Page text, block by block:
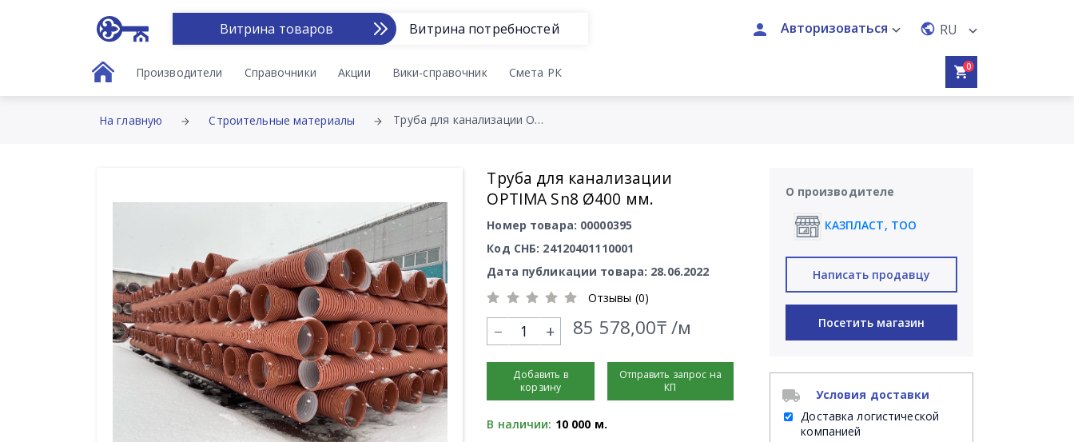
Витрина товаров Витрина потребностей Авторизоваться RU
Производители Справочники Акции Вики-справочник Смета РК 0
На главную Строительные материалы Труба для канализации OPTIMA Sn8 Ø400 мм.
Труба для канализации
OPTIMA Sn8 Ø400 мм.
Номер товара: 00000395
Код СНБ: 24120401110001
Дата публикации товара: 28.06.2022
Отзывы (0)
+ 85 578,00₸ /м
Добавить в
корзину
Отправить запрос на
КП
В наличии: 10 000 м.
О производителе
КАЗПЛАСТ, ТОО
Написать продавцу
Посетить магазин
Условия доставки
Доставка логистической
компанией